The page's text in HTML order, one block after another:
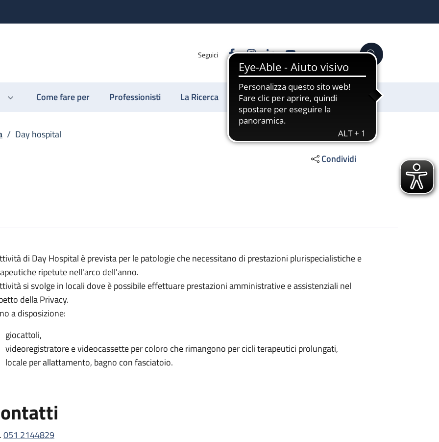
Seguici FacebookInstagram
LinkedinYouTube Cerca
Come fare per Professionisti La Ricerca Sostienici
/ Day hospital
Condividi
di Day Hospital è prevista per le patologie che necessitano di prestazioni plurispecialistiche e
ripetute nell'arco dell'anno.
si svolge in locali dove è possibile effettuare prestazioni amministrative e assistenziali nel
della Privacy.
a disposizione:
giocattoli,
videoregistratore e videocassette per coloro che rimangono per cicli terapeutici prolungati,
locale per allattamento, bagno con fasciatoio.
051 2144829